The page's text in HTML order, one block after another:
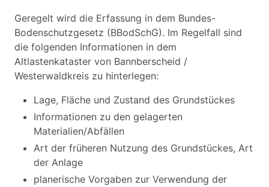
Geregelt wird die Erfassung in dem Bundes-
Bodenschutzgesetz (BBodSchG). Im Regelfall sind
die folgenden Informationen in dem
Altlastenkataster von Bannberscheid /
Westerwaldkreis zu hinterlegen:
Lage, Fläche und Zustand des Grundstückes
Informationen zu den gelagerten
Materialien/Abfällen
Art der früheren Nutzung des Grundstückes, Art
der Anlage
planerische Vorgaben zur Verwendung der